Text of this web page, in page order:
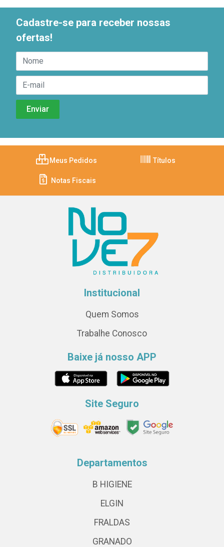
Cadastre-se para receber nossas
ofertas!
Meus Pedidos Títulos
Notas Fiscais
Institucional
Quem Somos
Trabalhe Conosco
Baixe já nosso APP
Site Seguro
Departamentos
B HIGIENE
ELGIN
FRALDAS
GRANADO